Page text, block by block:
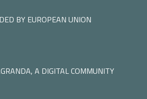
BY EUROPEAN UNION
A DIGITAL COMMUNITY